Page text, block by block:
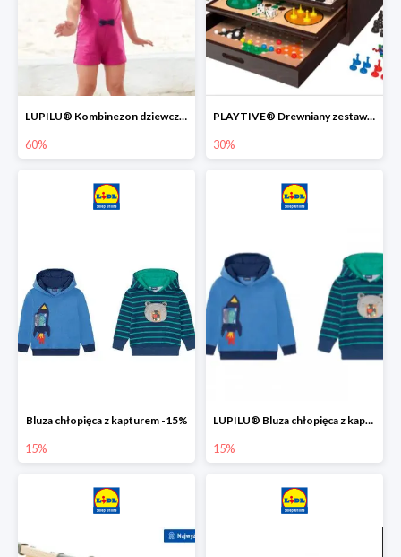
LUPILU® Kombinezon dziewczęcy z bawełny
60%
PLAYTIVE® Drewniany zestaw gier 10 w 1
30%
Bluza chłopięca z kapturem -15%
15%
LUPILU® Bluza chłopięca z kapturem
15%